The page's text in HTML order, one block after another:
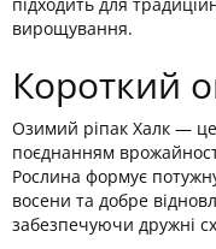
підходить для
вирощування.
Короткий
Озимий ріпак Халк —
поєднанням
Рослина формує
восени та добре
забезпечуючи дружні